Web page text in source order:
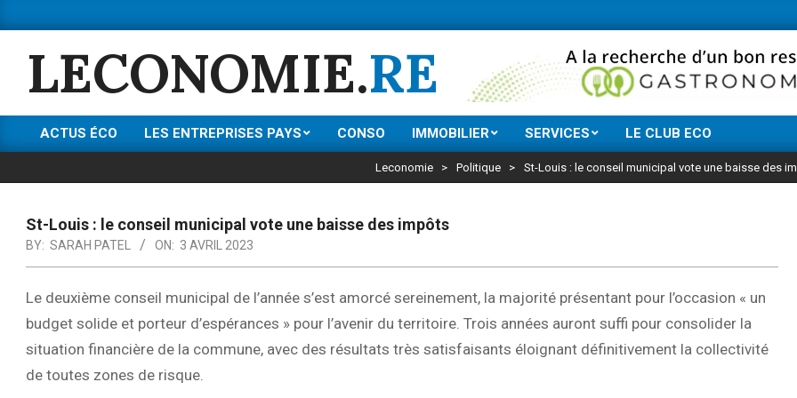
to
content
Ne manquez rien
LECONOMIE.RE
Primary
Menu
ACTUS ÉCO LES ENTREPRISES PAYS CONSO IMMOBILIER SERVICES LE CLUB ECO
Leconomie > Politique > St-Louis : le conseil municipal vote une baisse des
St-Louis : le conseil municipal vote une baisse des impôts
BY: SARAH PATEL ON: 3 AVRIL 2023
Le deuxième conseil municipal de l’année s’est amorcé sereinement, la majorité présentant pour l’occasion « un
budget solide et porteur d’espérances » pour l’avenir du territoire. Trois années auront suffi pour consolider la
situation financière de la commune, avec des résultats très satisfaisants éloignant définitivement la collectivité
de toutes zones de risque.